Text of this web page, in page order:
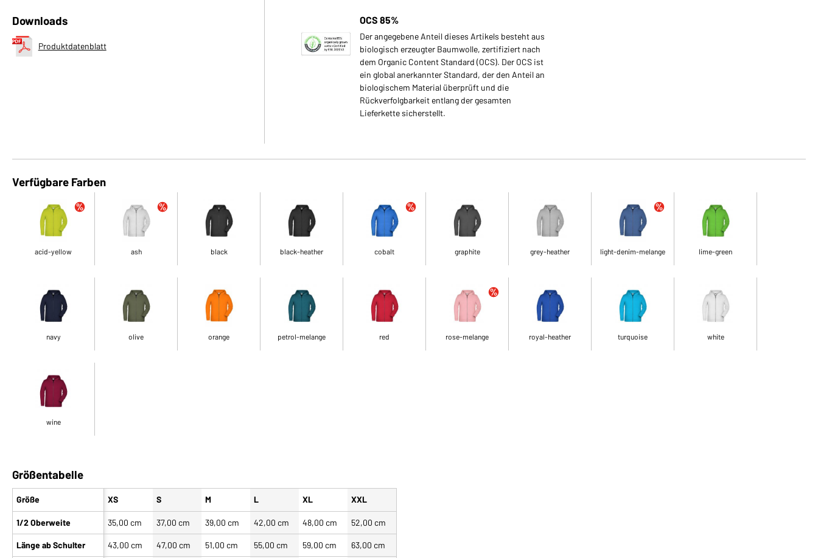
Downloads
Produktdatenblatt
OCS 85%
Der angegebene Anteil dieses Artikels besteht aus
biologisch erzeugter Baumwolle, zertifiziert nach
dem Organic Content Standard (OCS). Der OCS ist
ein global anerkannter Standard, der den Anteil an
biologischem Material überprüft und die
Rückverfolgbarkeit entlang der gesamten
Lieferkette sicherstellt.
Verfügbare Farben
acid-yellow ash black black-heather cobalt graphite grey-heather light-denim-melange lime-green
navy olive orange petrol-melange red rose-melange royal-heather turquoise white
wine
Größentabelle
Größe
1/2 Oberweite
Länge ab Schulter
XS S M L XL XXL
35,00 cm 37,00 cm 39,00 cm 42,00 cm 48,00 cm 52,00 cm
43,00 cm 47,00 cm 51,00 cm 55,00 cm 59,00 cm 63,00 cm